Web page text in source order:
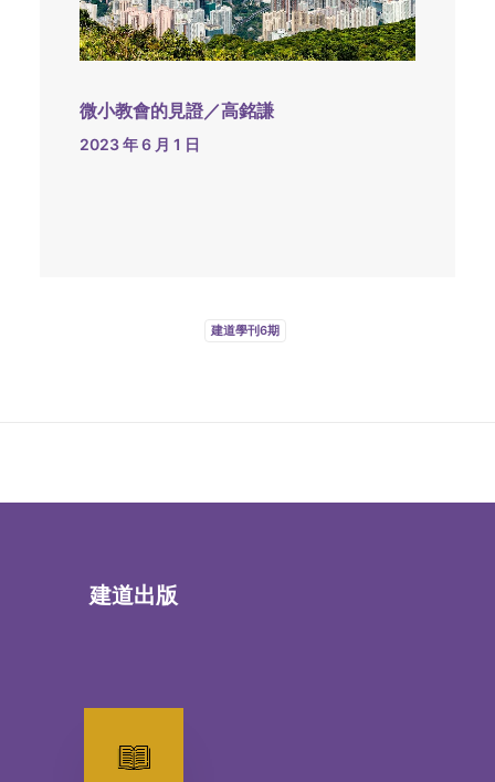
微小教會的見證／高銘謙
2023 年 6 月 1 日
建道學刊6期
建道出版